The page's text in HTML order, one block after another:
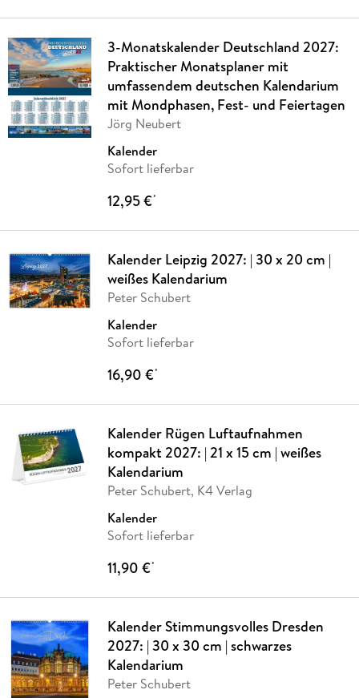
3-Monatskalender Deutschland 2027:
Praktischer Monatsplaner mit
umfassendem deutschen Kalendarium
mit Mondphasen, Fest- und Feiertagen
Jörg Neubert
Kalender
Sofort lieferbar
12,95 €*
Kalender Leipzig 2027: | 30 x 20 cm |
weißes Kalendarium
Peter Schubert
Kalender
Sofort lieferbar
16,90 €*
Kalender Rügen Luftaufnahmen
kompakt 2027: | 21 x 15 cm | weißes
Kalendarium
Peter Schubert, K4 Verlag
Kalender
Sofort lieferbar
11,90 €*
Kalender Stimmungsvolles Dresden
2027: | 30 x 30 cm | schwarzes
Kalendarium
Peter Schubert